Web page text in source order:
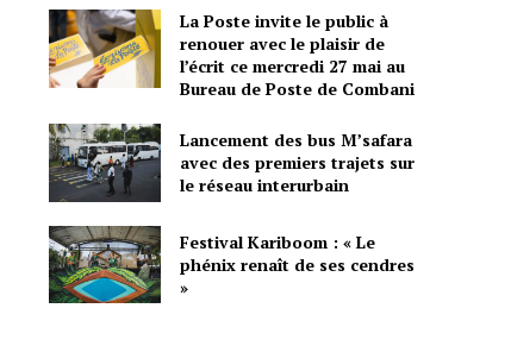
La Poste invite le public à
renouer avec le plaisir de
l’écrit ce mercredi 27 mai au
Bureau de Poste de Combani
Lancement des bus M’safara
avec des premiers trajets sur
le réseau interurbain
Festival Kariboom : « Le
phénix renaît de ses cendres
»